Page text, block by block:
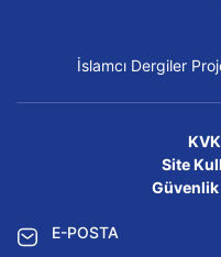
İslamcı Dergiler
Site